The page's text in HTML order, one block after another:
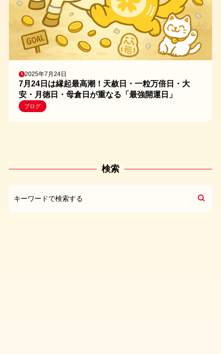
2025年7月24日
7月24日は縁起最高潮！天赦日・一粒万倍日・大
安・月徳日・母倉日が重なる「最強開運日」
ブログ
検索